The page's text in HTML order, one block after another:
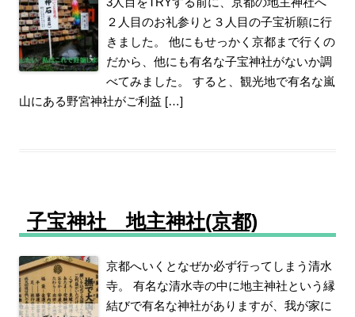
２人目のお礼参りと３人目の子宝祈願に行
きました。 他にもせっかく京都まで行くの
だから、他にも有名な子宝神社がないか調
べてみました。 すると、観光地で有名な嵐
山にある野宮神社がご利益 […]
子宝神社 地主神社(京都)
京都へいくとなぜか必ず行ってしまう清水
寺。 有名な清水寺の中に地主神社という縁
結びで有名な神社がありますが、我が家に